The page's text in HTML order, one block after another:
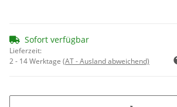
Sofort verfügbar
Lieferzeit:
2 - 14 Werktage (AT - Ausland abweichend)